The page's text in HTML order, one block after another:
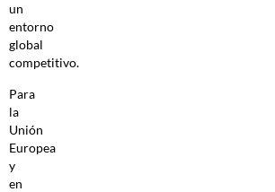
un
entorno
global
competitivo.
Para
la
Unión
Europea
y
en